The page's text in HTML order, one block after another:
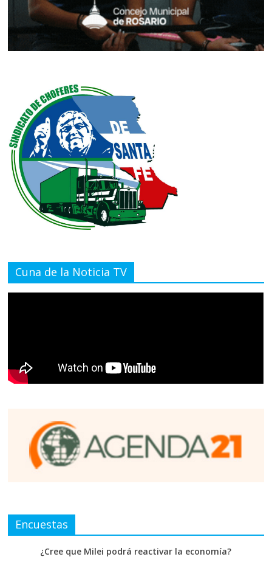
Cuna de la Noticia TV
Encuestas
¿Cree que Milei podrá reactivar la economía?